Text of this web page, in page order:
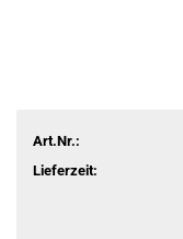
Art.Nr.:
Lieferzeit: